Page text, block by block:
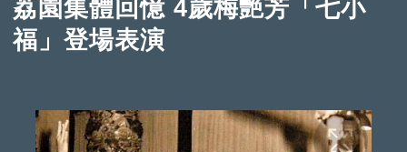
荔園集體回憶 4歲梅艷芳「七小
福」登場表演